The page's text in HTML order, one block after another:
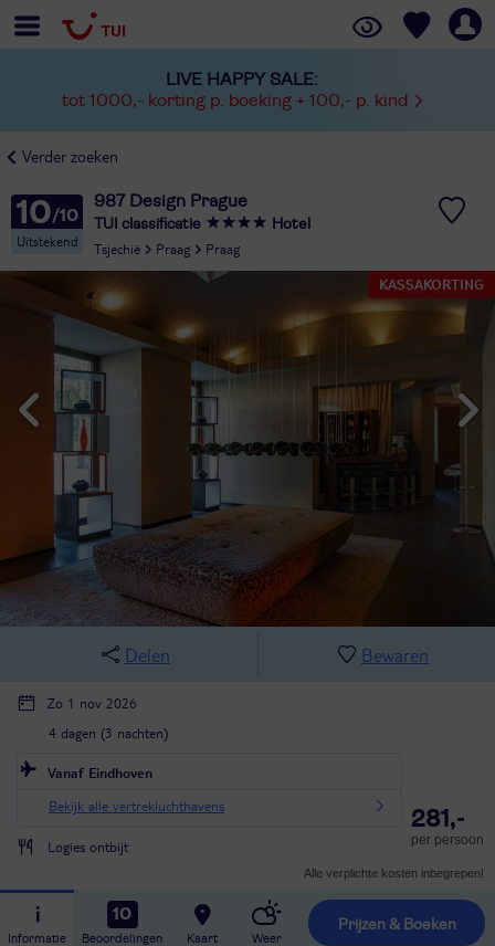
LIVE HAPPY SALE:
tot 1000,- korting p. boeking + 100,- p. kind
Verder zoeken
10
Uitstekend
987 Design Prague
TUI classificatie Hotel
Tsjechië Praag
Praag
KASSAKORTING
Delen Bewaren
Zo 1 nov 2026
4 dagen (3 nachten)
Vanaf Eindhoven
Bekijk alle vertrekluchthavens
Logies ontbijt
281,-
per persoon
Alle verplichte kosten inbegrepen!
Informatie
10
Beoordelingen Kaart Weer
Prijzen & Boeken